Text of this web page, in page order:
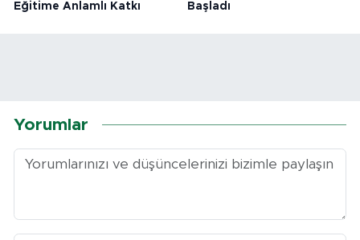
Eğitime Anlamlı Katkı
Başladı
Yorumlar